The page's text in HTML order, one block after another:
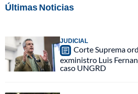
Últimas Noticias
JUDICIAL
Corte Suprema
exministro Luis
caso UNGRD